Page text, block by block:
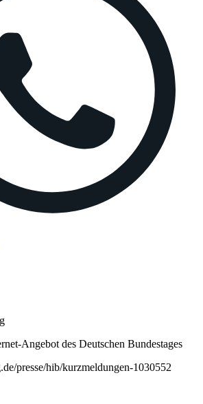
Angebot des Deutschen Bundestages
presse/hib/kurzmeldungen-1030552